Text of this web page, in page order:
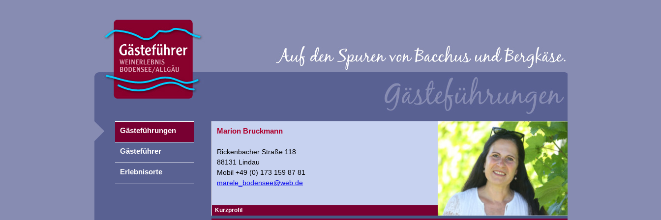
Marion Bruckmann
Rickenbacher Straße 118
88131 Lindau
Mobil +49 (0) 173 159 87 81
marele_bodensee@web.de
Kurzprofil
Gästeführungen
Gästeführer
Erlebnisorte